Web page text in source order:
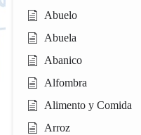
Abuelo
Abuela
Abanico
Alfombra
Alimento y Comida
Arroz